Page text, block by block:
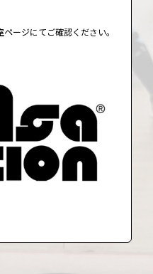
ージにてご確認ください。